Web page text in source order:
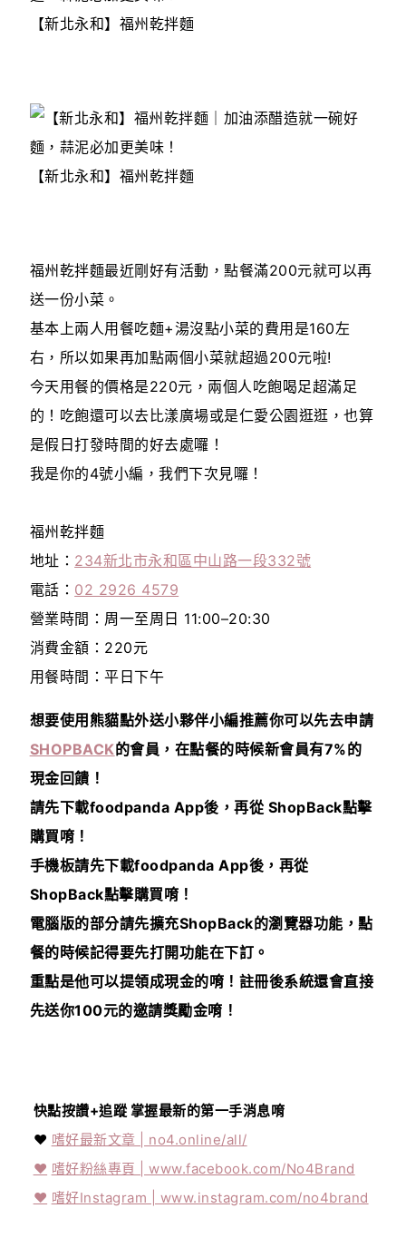
【新北永和】福州乾拌麵
【新北永和】福州乾拌麵
福州乾拌麵最近剛好有活動，點餐滿200元就可以再
送一份小菜。
基本上兩人用餐吃麵+湯沒點小菜的費用是160左
右，所以如果再加點兩個小菜就超過200元啦!
今天用餐的價格是220元，兩個人吃飽喝足超滿足
的！吃飽還可以去比漾廣場或是仁愛公園逛逛，也算
是假日打發時間的好去處囉！
我是你的4號小編，我們下次見囉！
福州乾拌麵
地址： 234新北市永和區中山路一段332號
電話： 02 2926 4579
營業時間：周一至周日 11:00–20:30
消費金額：220元
用餐時間：平日下午
想要使用熊貓點外送小夥伴小編推薦你可以先去申請
SHOPBACK的會員，在點餐的時候新會員有7%的
現金回饋！
請先下載foodpanda App後，再從 ShopBack點擊
購買唷！
手機板請先下載foodpanda App後，再從
ShopBack點擊購買唷！
電腦版的部分請先擴充ShopBack的瀏覽器功能，點
餐的時候記得要先打開功能在下訂。
重點是他可以提領成現金的唷！註冊後系統還會直接
先送你100元的邀請獎勵金唷！
快點按讚+追蹤 掌握最新的第一手消息唷
❤️ 嗜好最新文章 | no4.online/all/
❤️ 嗜好粉絲專頁 | www.facebook.com/No4Brand
❤️ 嗜好Instagram | www.instagram.com/no4brand